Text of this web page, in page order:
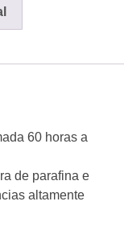
60 horas a
de parafina e
altamente